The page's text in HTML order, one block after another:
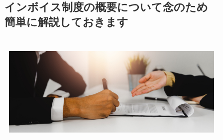
インボイス制度の概要について念のため
簡単に解説しておきます